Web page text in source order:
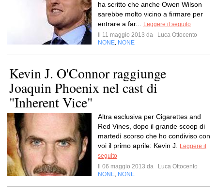
ha scritto che anche Owen Wilson
sarebbe molto vicino a firmare per
entrare a far...
Leggere il seguito
Il 11 maggio 2013 da
Luca Ottocento
NONE NONE
Kevin J. O'Connor raggiunge
Joaquin Phoenix nel cast di
"Inherent Vice"
Altra esclusiva per Cigarettes and
Red Vines, dopo il grande scoop di
martedì scorso che ho condiviso con
voi il primo aprile: Kevin J.
Leggere il
seguito
Il 06 maggio 2013 da
Luca Ottocento
NONE NONE